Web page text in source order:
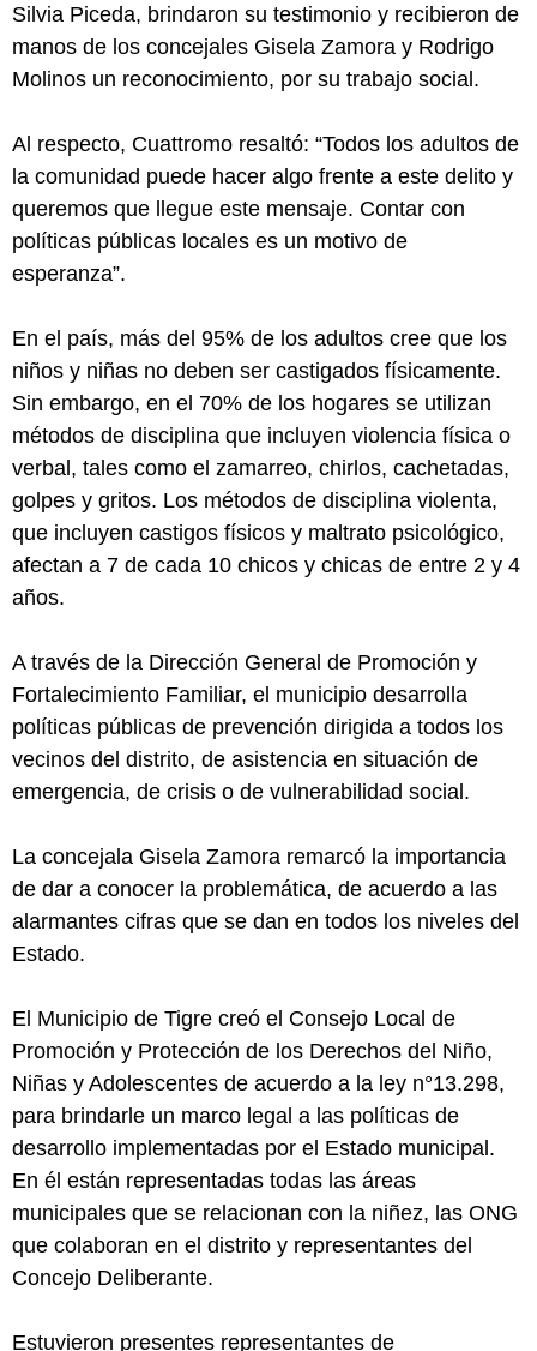
Silvia Piceda, brindaron su testimonio y recibieron de
manos de los concejales Gisela Zamora y Rodrigo
Molinos un reconocimiento, por su trabajo social.
Al respecto, Cuattromo resaltó: “Todos los adultos de
la comunidad puede hacer algo frente a este delito y
queremos que llegue este mensaje. Contar con
políticas públicas locales es un motivo de
esperanza”.
En el país, más del 95% de los adultos cree que los
niños y niñas no deben ser castigados físicamente.
Sin embargo, en el 70% de los hogares se utilizan
métodos de disciplina que incluyen violencia física o
verbal, tales como el zamarreo, chirlos, cachetadas,
golpes y gritos. Los métodos de disciplina violenta,
que incluyen castigos físicos y maltrato psicológico,
afectan a 7 de cada 10 chicos y chicas de entre 2 y 4
años.
A través de la Dirección General de Promoción y
Fortalecimiento Familiar, el municipio desarrolla
políticas públicas de prevención dirigida a todos los
vecinos del distrito, de asistencia en situación de
emergencia, de crisis o de vulnerabilidad social.
La concejala Gisela Zamora remarcó la importancia
de dar a conocer la problemática, de acuerdo a las
alarmantes cifras que se dan en todos los niveles del
Estado.
El Municipio de Tigre creó el Consejo Local de
Promoción y Protección de los Derechos del Niño,
Niñas y Adolescentes de acuerdo a la ley n°13.298,
para brindarle un marco legal a las políticas de
desarrollo implementadas por el Estado municipal.
En él están representadas todas las áreas
municipales que se relacionan con la niñez, las ONG
que colaboran en el distrito y representantes del
Concejo Deliberante.
Estuvieron presentes representantes de